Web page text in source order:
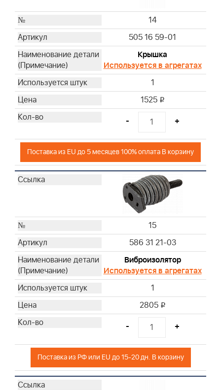
14
505 16 59-01
Крышка
Используется в агрегатах
1
1525 i
- +
Поставка из EU до 5 месяцев 100% оплата В корзину
15
586 31 21-03
Виброизолятор
Используется в агрегатах
1
2805 i
- +
Поставка из РФ или EU до 15-20 дн. В корзину